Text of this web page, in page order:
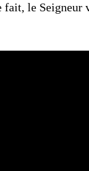
le Seigneur